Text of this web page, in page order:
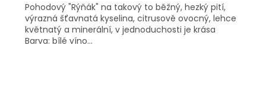
Pohodový "Rýňák" na takový to běžný, hezký pití,
výrazná šťavnatá kyselina, citrusově ovocný, lehce
květnatý a minerální, v jednoduchosti je krása
Barva: bílé víno...